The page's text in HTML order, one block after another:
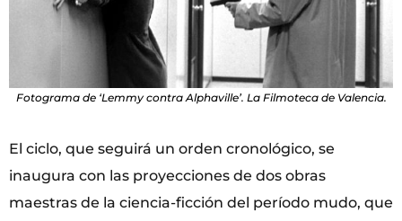
Fotograma de ‘Lemmy contra Alphaville’. La Filmoteca de Valencia.
El ciclo, que seguirá un orden cronológico, se
inaugura con las proyecciones de dos obras
maestras de la ciencia-ficción del período mudo, que